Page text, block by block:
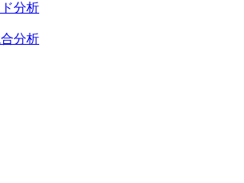
分析
分析